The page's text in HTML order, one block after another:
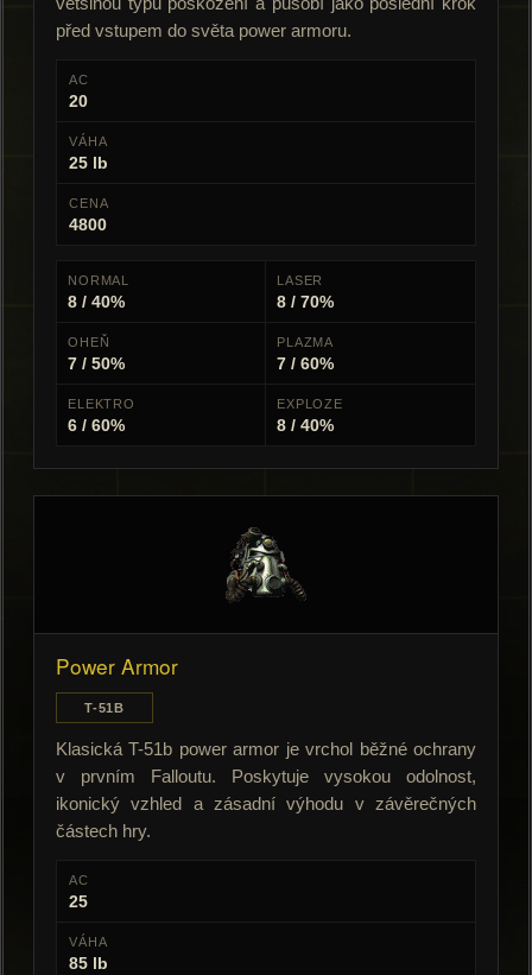
před vstupem do světa power armoru.
AC
20
VÁHA
25 lb
CENA
4800
NORMAL
8 / 40%
LASER
8 / 70%
OHEŇ
7 / 50%
PLAZMA
7 / 60%
ELEKTRO
6 / 60%
EXPLOZE
8 / 40%
Power Armor
T-51B
Klasická T-51b power armor je vrchol běžné ochrany
v prvním Falloutu. Poskytuje vysokou odolnost,
ikonický vzhled a zásadní výhodu v závěrečných
částech hry.
AC
25
VÁHA
85 lb